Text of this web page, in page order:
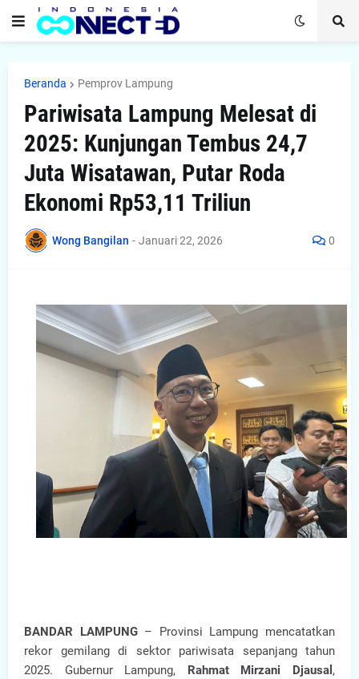
Beranda Pemprov Lampung
Pariwisata Lampung Melesat di
2025: Kunjungan Tembus 24,7
Juta Wisatawan, Putar Roda
Ekonomi Rp53,11 Triliun
Wong Bangilan - Januari 22, 2026 0
BANDAR LAMPUNG– Provinsi Lampung mencatatkan
rekor gemilang di sektor pariwisata sepanjang tahun
2025. Gubernur Lampung, Rahmat Mirzani Djausal ,